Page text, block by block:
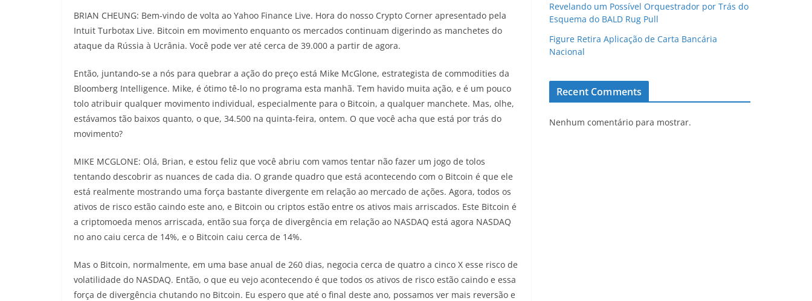
BRIAN CHEUNG: Bem-vindo de volta ao Yahoo Finance Live. Hora do nosso Crypto Corner apresentado pela
Intuit Turbotax Live. Bitcoin em movimento enquanto os mercados continuam digerindo as manchetes do
ataque da Rússia à Ucrânia. Você pode ver até cerca de 39.000 a partir de agora.
Então, juntando-se a nós para quebrar a ação do preço está Mike McGlone, estrategista de commodities da
Bloomberg Intelligence. Mike, é ótimo tê-lo no programa esta manhã. Tem havido muita ação, e é um pouco
tolo atribuir qualquer movimento individual, especialmente para o Bitcoin, a qualquer manchete. Mas, olhe,
estávamos tão baixos quanto, o que, 34.500 na quinta-feira, ontem. O que você acha que está por trás do
movimento?
MIKE MCGLONE: Olá, Brian, e estou feliz que você abriu com vamos tentar não fazer um jogo de tolos
tentando descobrir as nuances de cada dia. O grande quadro que está acontecendo com o Bitcoin é que ele
está realmente mostrando uma força bastante divergente em relação ao mercado de ações. Agora, todos os
ativos de risco estão caindo este ano, e Bitcoin ou criptos estão entre os ativos mais arriscados. Este Bitcoin é
a criptomoeda menos arriscada, então sua força de divergência em relação ao NASDAQ está agora NASDAQ
no ano caiu cerca de 14%, e o Bitcoin caiu cerca de 14%.
Mas o Bitcoin, normalmente, em uma base anual de 260 dias, negocia cerca de quatro a cinco X esse risco de
volatilidade do NASDAQ. Então, o que eu vejo acontecendo é que todos os ativos de risco estão caindo e essa
força de divergência chutando no Bitcoin. Eu espero que até o final deste ano, possamos ver mais reversão e
Revelando um Possível Orquestrador por Trás do
Esquema do BALD Rug Pull
Figure Retira Aplicação de Carta Bancária
Nacional
Recent Comments
Nenhum comentário para mostrar.